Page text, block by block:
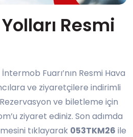
Resmi
Fuarı’nın Resmi Hava
ve ziyaretçilere indirimli
ve biletleme için
ziyaret ediniz. Son adımda
tıklayarak 053TKM26 ile